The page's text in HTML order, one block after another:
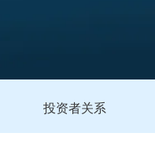
投资者关系